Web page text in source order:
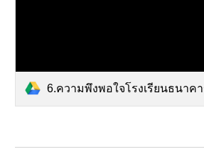
6.ความพึงพอใจโรงเรียนธนาค